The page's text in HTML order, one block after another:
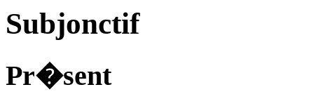
Subjonctif
Pr�sent